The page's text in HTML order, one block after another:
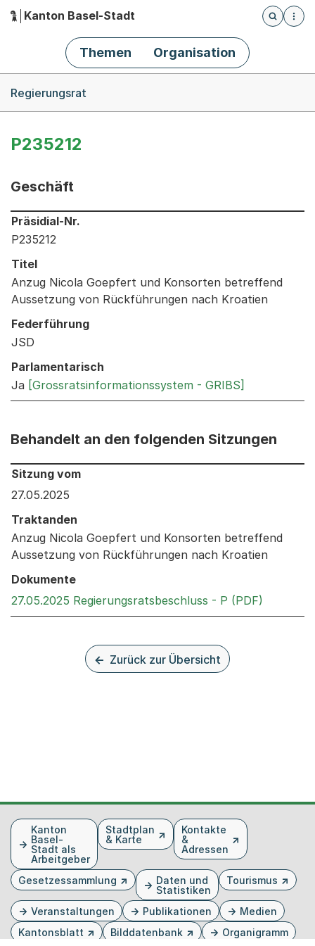
Hauptnavigation
Kanton Basel-Stadt
Öffnet
Themen Organisation
Regierungsrat
P235212
Geschäft
Informationen zum Ausgewählten Geschäft
Präsidial-Nr.
P235212
Titel
Anzug Nicola Goepfert und Konsorten betreffend
Aussetzung von Rückführungen nach Kroatien
Federführung
JSD
Parlamentarisch
Ja [Grossratsinformationssystem - GRIBS]
Behandelt an den folgenden Sitzungen
Behandelt an den folgenden Sitzungen: Informationen
Sitzung vom
27.05.2025
Traktanden
Anzug Nicola Goepfert und Konsorten betreffend
Aussetzung von Rückführungen nach Kroatien
Dokumente
27.05.2025 Regierungsratsbeschluss - P (PDF)
Zurück zur Übersicht
FusszeileKanton
Basel-
Stadt als
Arbeitgeber
Stadtplan
& Karte
Kontakte
&
Adressen
Gesetzessammlung
Daten und
Statistiken
Tourismus
Veranstaltungen Publikationen
Medien
Kantonsblatt
Bilddatenbank Organigramm